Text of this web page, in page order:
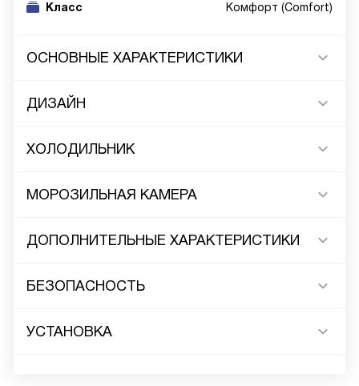
Класс Комфорт (Comfort)
ОСНОВНЫЕ ХАРАКТЕРИСТИКИ
ДИЗАЙН
ХОЛОДИЛЬНИК
МОРОЗИЛЬНАЯ КАМЕРА
ДОПОЛНИТЕЛЬНЫЕ ХАРАКТЕРИСТИКИ
БЕЗОПАСНОСТЬ
УСТАНОВКА